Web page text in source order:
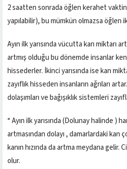
2 saatten sonrada öğlen kerahet
yapılabilir), bu mümkün olmazsa öğlen
Ayın ilk yarısında vücutta kan miktarı
artmış olduğu bu dönemde insanlar
hissederler. İkinci yarısında ise kan
zayıflık hisseden insanların ağrıları
dolaşımları ve bağışıklık sistemleri
“ Ayın ilk yarısında (Dolunay halinde )
artmasından dolayı , damarlardaki kan
kanın hızında da artma meydana
olur.